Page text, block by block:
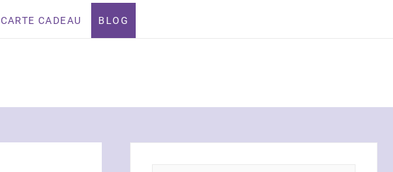
CARTE CADEAU BLOG